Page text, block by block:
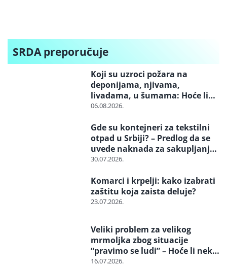
SRDA preporučuje
Koji su uzroci požara na
deponijama, njivama,
livadama, u šumama: Hoće li
neko konačno biti kažnjen
06.08.2026.
Gde su kontejneri za tekstilni
otpad u Srbiji? – Predlog da se
uvede naknada za sakupljanje i
reciklažu i svrstavanje u
30.07.2026.
Komarci i krpelji: kako izabrati
zaštitu koja zaista deluje?
23.07.2026.
Veliki problem za velikog
mrmoljka zbog situacije
“pravimo se ludi” – Hoće li neko
reagovati i spasiti strogo
16.07.2026.